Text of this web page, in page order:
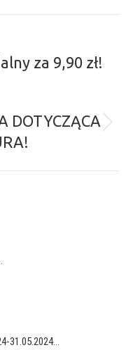
za 9,90 zł!
DOTYCZĄCA
31.05.2024…